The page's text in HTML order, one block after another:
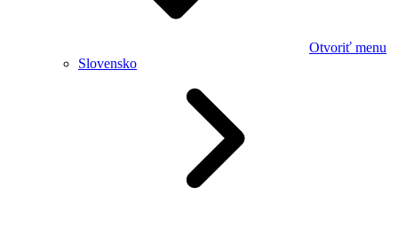
Otvoriť menu
Slovensko